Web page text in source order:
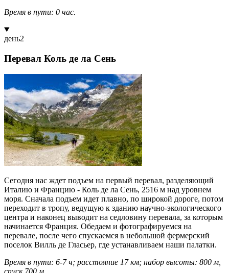
Время в пути: 0 час.
день2
Перевал Коль де ла Сень
Сегодня нас ждет подъем на первый перевал, разделяющий
Италию и Францию - Коль де ла Сень, 2516 м над уровнем
моря. Сначала подъем идет плавно, по широкой дороге, потом
переходит в тропу, ведущую к зданию научно-экологического
центра и наконец выводит на седловину перевала, за которым
начинается Франция. Обедаем и фотографируемся на
перевале, после чего спускаемся в небольшой фермерский
поселок Вилль де Гласьер, где устанавливаем наши палатки.
Время в пути: 6-7 ч; расстояние 17 км; набор высоты: 800 м,
спуск 700 м.